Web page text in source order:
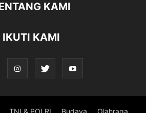
KAMI
IKUTI KAMI